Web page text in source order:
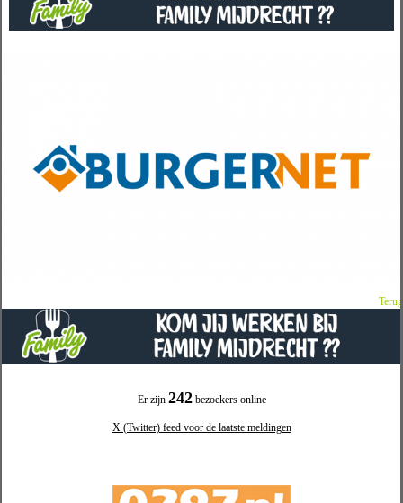
Er zijn 242bezoekers online
X (Twitter) feed voor de laatste meldingen
Terug